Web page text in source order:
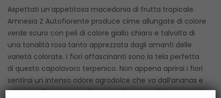
Aspettati un’appetitosa macedonia di frutta tropicale.
Amnesia Z Autofiorente produce cime allungate di colore
verde scuro con peli di colore giallo chiaro e talvolta di
una tonalità rosa tanto apprezzata dagli amanti delle
varietà colorate. I fiori affascinanti sono la tela perfetta
di questo capolavoro terpenico. Non appena aprirai i fiori
sentirai un intenso odore agrodolce che va dall’ananas e
il limone alla papaia e al mango. Con note di base